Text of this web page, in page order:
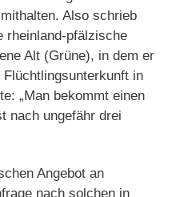
Also schrieb
rheinland-pfälzische
Alt (Grüne), in dem er
in
„Man bekommt einen
nach ungefähr drei
Angebot an
nach solchen in